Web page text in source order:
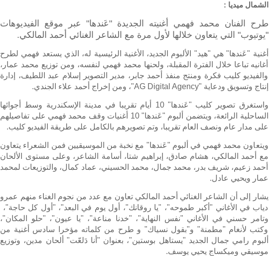
الشمال ميديا :
طرح الفنان محمد فهمي أغنيته الجديدة "عَندها" عبر موقع الفيديوهات
"يوتيوب" التي يتعاون خلالها لأول مرة مع الشاعر الغنائي أحمد المالكي.
أغنية "عَندها" هي "هيد" الألبوم الجديد، الأغنية الرئيسية له، الذي يستعد فهمي لطرح
أغانيه تباعا خلال الفترة المقبلة، ولحنها محمد فهمي لنفسه، ومن توزيع محمد عمار،
والفيديو كليب فكرة ومنتج منفذ أحمد جابر، مدير التصوير إسلام عبد اللطيف، إدارة
إنتاج وتسويق ودعاية "AG Digital Agency"، ومن إخراج أحمد علاء الجندي.
واستغرق تصوير كليب "عَندها" 10 أيام تقريبا في مدينة الإسكندرية وسط أجوائها
الساحلية الرائعة، ويتضمن ألبوم "عَندها" 10 أغنيات وقف محمد فهمي على تفاصيلهم
على مدار عام ونصف العام تقريبا، وتم تصويرهم بالكامل على طريقة الفيديو كليب.
ويتعاون محمد فهمي في ألبوم "عَندها" مع نخبة من الموسيقيين فمن الشعراء يتعاون
مع أحمد المالكي، هشام صادق، إبراهيم شتا، أسامة الشاعر، وعلى مستوى الألحان
أحمد زعيم، شريف بدر، محمد جمال، محمد الحسيني، عماد كمال، والتوزيعات لمحمد
عمار ويحيي عادل.
يشار إلى أن الشاعر الغنائي أحمد المالكي تعاون مع عدد من نجوم الغناء منهم عمرو
دياب في الأغاني "أكبر طموحه"، "يا روقانك"، أول يوم في البعد"، "أول كل حاجة"،
وتامر حسني في الأغاني "نفس النهاية"، "خدنا مناعة"، "يا عيون"، "حلو المكان"،
وكتب لأنغام "مطمنة" و"بقول نسياك" و طرح من كلماته مؤخرا سادس أغنية من
ألبوم رامي جمال الجديد "يستاهل بوستين"، بعنوان "أنا دَلعّت" ألحان مدين، وتوزيع
موسيقي وميكساج يحيي يوسف.